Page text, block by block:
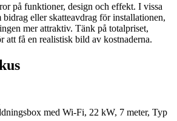
på funktioner, design och effekt. I vissa
eller skatteavdrag för installationen,
mer attraktiv. Tänk på totalpriset,
att få en realistisk bild av kostnaderna.
med Wi-Fi, 22 kW, 7 meter, Typ